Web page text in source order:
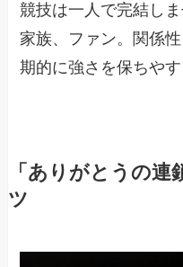
競技は一人で完結し
家族、ファン。関係
期的に強さを保ちやす
「ありがとうの連
ツ